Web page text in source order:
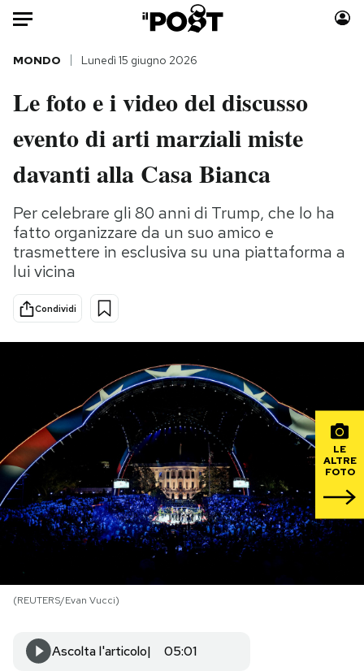
Auto
HOME
Italia
Politica
Tecnologia
Internet
Scienza
Cultura
Economia
Sport
Moda
Consumismi
Storie/Idee
Ok Boomer!
Media
PODCAST
NEWSLETTER
I MIEI PREFERITI
CALENDARIO
AREA PERSONALE
MONDO Lunedì 15 giugno 2026
Le foto e i video del discusso
evento di arti marziali miste
davanti alla Casa Bianca
Per celebrare gli 80 anni di Trump, che lo ha
fatto organizzare da un suo amico e
trasmettere in esclusiva su una piattaforma a
lui vicina
Condividi
LE
ALTRE
FOTO
(REUTERS/Evan Vucci)
Ascolta l'articolo 05:01